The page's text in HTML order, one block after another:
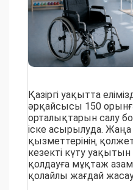
Қазіргі уақытта
әрқайсысы 150
орталықтарын салу
іске асырылуда.
қызметтерінің
кезекті күту
қолдауға мұқтаж
қолайлы жағдай